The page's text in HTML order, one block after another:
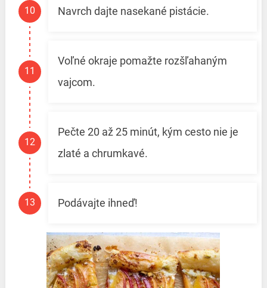
Navrch dajte nasekané pistácie.
Voľné okraje pomažte rozšľahaným
vajcom.
Pečte 20 až 25 minút, kým cesto nie je
zlaté a chrumkavé.
Podávajte ihneď!